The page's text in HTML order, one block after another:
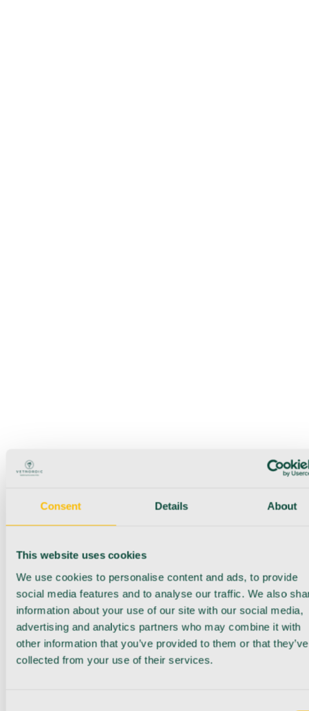
Consent Details About
This website uses cookies
We use cookies to personalise content and ads, to provide
social media features and to analyse our traffic. We also
information about your use of our site with our social media,
advertising and analytics partners who may combine it with
other information that you’ve provided to them or that they’ve
collected from your use of their services.